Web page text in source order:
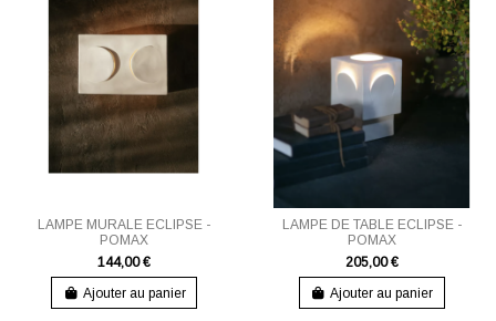
LAMPE MURALE ECLIPSE -
POMAX
144,00 €
Ajouter au panier
LAMPE DE TABLE ECLIPSE -
POMAX
205,00 €
Ajouter au panier